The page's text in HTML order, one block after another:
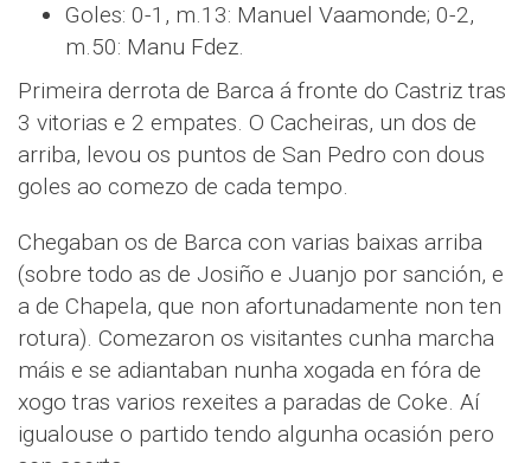
Goles: 0-1, m.13: Manuel Vaamonde; 0-2,
m.50: Manu Fdez.
Primeira derrota de Barca á fronte do Castriz tras
3 vitorias e 2 empates. O Cacheiras, un dos de
arriba, levou os puntos de San Pedro con dous
goles ao comezo de cada tempo.
Chegaban os de Barca con varias baixas arriba
(sobre todo as de Josiño e Juanjo por sanción, e
a de Chapela, que non afortunadamente non ten
rotura). Comezaron os visitantes cunha marcha
máis e se adiantaban nunha xogada en fóra de
xogo tras varios rexeites a paradas de Coke. Aí
igualouse o partido tendo algunha ocasión pero